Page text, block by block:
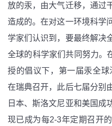
放的汞，由大气迁移，通过
造成的。在对这一环境科学
学家们认识到，要最终解决
全球的科学家们共同努力。
授的倡议下，第一届汞全
在瑞典召开，此后七届分别
日本、斯洛文尼亚和美国成
现已成为每2-3年定期召开